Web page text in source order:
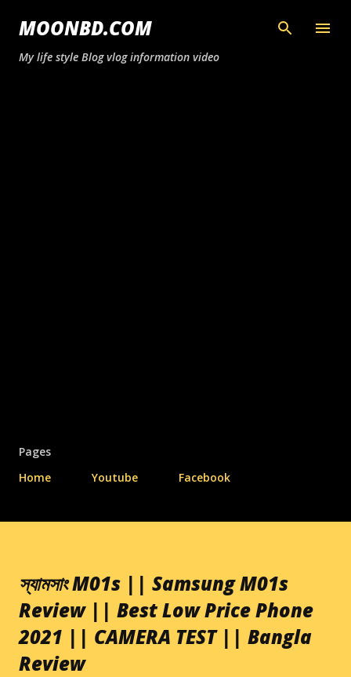
সরাসরি প্রধান সামগ্রীতে চলে যান
MOONBD.COM
My life style Blog vlog information video
Pages
Home
Youtube Facebook
স্যামসাং M01s || Samsung M01s
Review || Best Low Price Phone
2021 || CAMERA TEST || Bangla
Review